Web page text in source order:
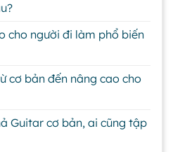
cho người đi làm phổ biến
cơ bản đến nâng cao cho
Guitar cơ bản, ai cũng tập